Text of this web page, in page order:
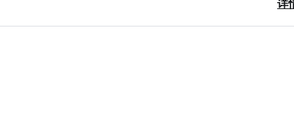
详